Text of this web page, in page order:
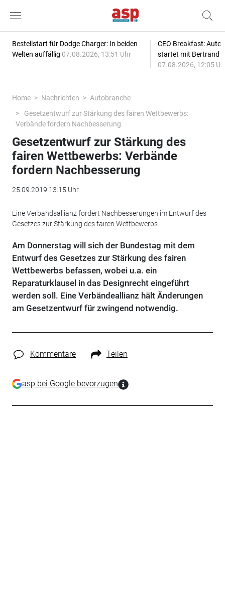
Bestellstart für Dodge Charger: In beiden
Welten auffällig 07.08.2026, 13:51 Uhr
CEO Breakfast:
startet mit Bertrand
07.08.2026, 12:05
Home Nachrichten
Autobranche
Gesetzentwurf zur Stärkung des fairen Wettbewerbs:
Verbände fordern Nachbesserung
Gesetzentwurf zur Stärkung des
fairen Wettbewerbs: Verbände
fordern Nachbesserung
25.09.2019 13:15 Uhr
Eine Verbandsallianz fordert Nachbesserungen im Entwurf des
Gesetzes zur Stärkung des fairen Wettbewerbs.
Am Donnerstag will sich der Bundestag mit dem
Entwurf des Gesetzes zur Stärkung des fairen
Wettbewerbs befassen, wobei u.a. ein
Reparaturklausel in das Designrecht eingeführt
werden soll. Eine Verbändeallianz hält Änderungen
am Gesetzentwurf für zwingend notwendig.
Kommentare Teilen
asp bei Google bevorzugen